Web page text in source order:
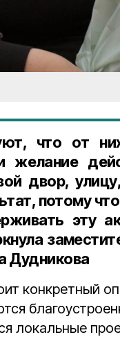
что от
желание
двор,
потому
эту
Дудникова
конкретный
локальные